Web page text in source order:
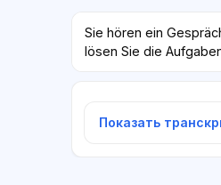
Sie hören ein
lösen Sie die
Показать